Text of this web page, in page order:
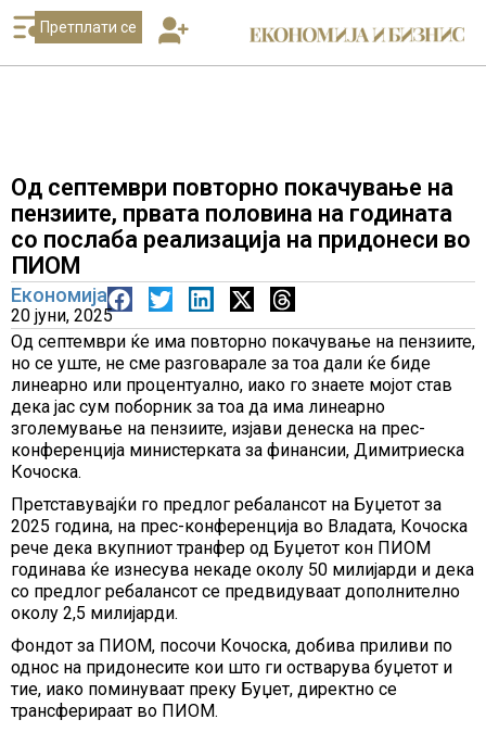
Претплати се
Од септември повторно покачување на
пензиите, првата половина на годината
со послаба реализација на придонеси во
ПИОМ
Економија
20 јуни, 2025
Од септември ќе има повторно покачување на пензиите,
но се уште, не сме разговарале за тоа дали ќе биде
линеарно или процентуално, иако го знаете мојот став
дека јас сум поборник за тоа да има линеарно
зголемување на пензиите, изјави денеска на прес-
конференција министерката за финансии, Димитриеска
Кочоска.
Претставувајќи го предлог ребалансот на Буџетот за
2025 година, на прес-конференција во Владата, Кочоска
рече дека вкупниот транфер од Буџетот кон ПИОМ
годинава ќе изнесува некаде околу 50 милијарди и дека
со предлог ребалансот се предвидуваат дополнително
околу 2,5 милијарди.
Фондот за ПИОМ, посочи Кочоска, добива приливи по
однос на придонесите кои што ги остварува буџетот и
тие, иако поминуваат преку Буџет, директно се
трансферираат во ПИОМ.